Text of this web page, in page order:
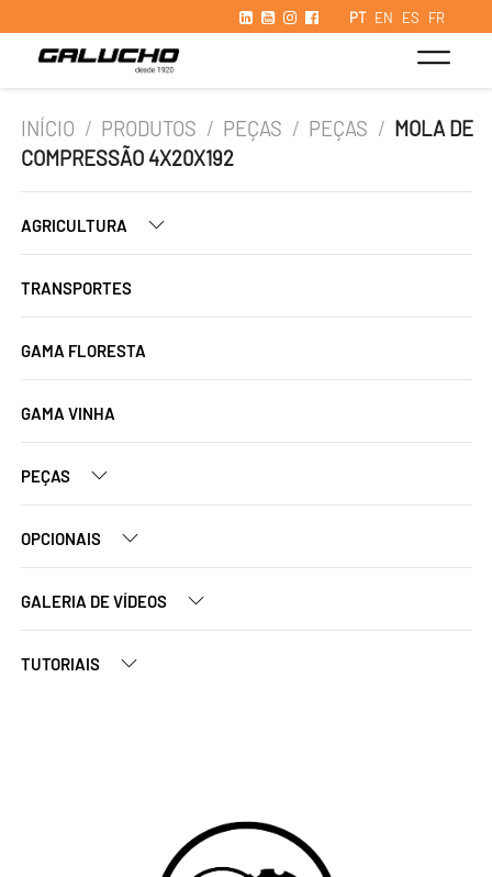
PT EN ES FR
INÍCIO / PRODUTOS / PEÇAS / PEÇAS / MOLA DE
COMPRESSÃO 4X20X192
AGRICULTURA
TRANSPORTES
GAMA FLORESTA
GAMA VINHA
PEÇAS
OPCIONAIS
GALERIA DE VÍDEOS
TUTORIAIS